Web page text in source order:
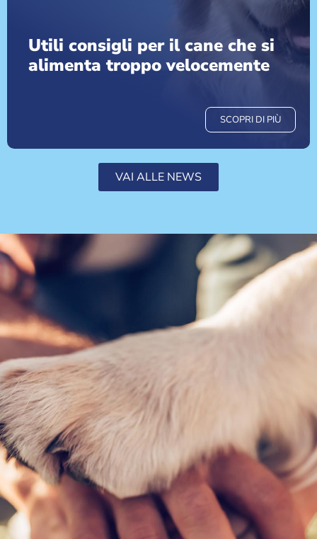
Utili consigli per il cane che si
alimenta troppo velocemente
SCOPRI DI PIÙ
VAI ALLE NEWS